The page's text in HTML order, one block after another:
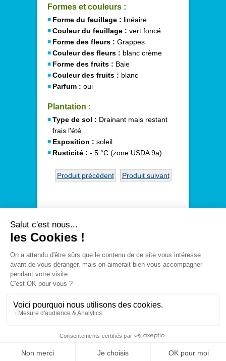
Formes et couleurs :
Forme du feuillage : linéaire
Couleur du feuillage : vert foncé
Forme des fleurs : Grappes
Couleur des fleurs : blanc crème
Forme des fruits : Baie
Couleur des fruits : blanc
Parfum : oui
Plantation :
Type de sol : Drainant mais restant
frais l'été
Exposition : soleil
Rusticité : - 5 °C (zone USDA 9a)
Produit précédent Produit suivant
Le
Disponible
Entreprise Actualités
du site
André Briant Jeunes Plants
Cedex - France
Tél. +33 2 41 96 60 60 - Fax +33 2 41 96 60 50 -